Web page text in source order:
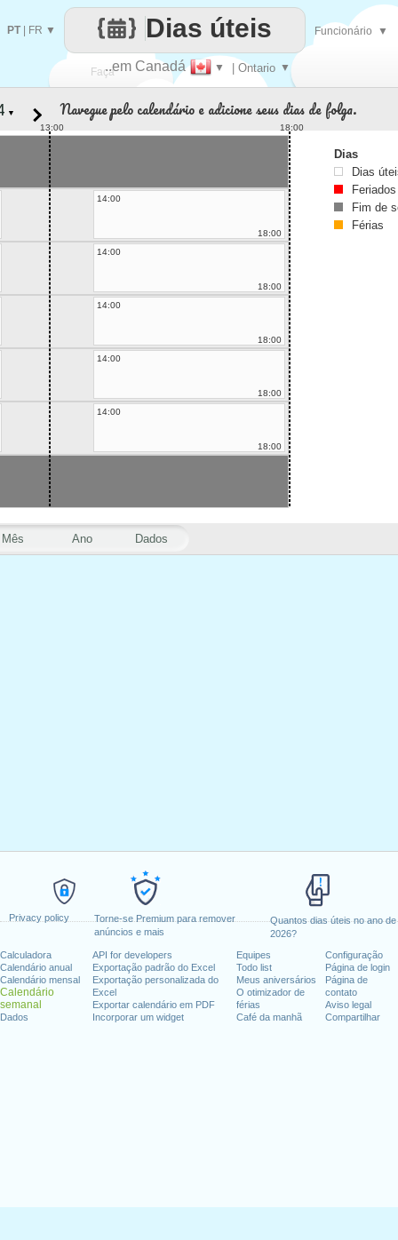
Privacy policy
Torne-se Premium para remover
anúncios e mais
Quantos dias úteis no ano de
2026?
Calculadora
Calendário anual
Calendário mensal
Calendário
semanal
Dados
API for developers
Exportação padrão do Excel
Exportação personalizada do
Excel
Exportar calendário em PDF
Incorporar um widget
Equipes
Todo list
Meus aniversários
O otimizador de
férias
Café da manhã
Configuração
Página de login
Página de
contato
Aviso legal
Compartilhar
Faça..em Canadá ▼ | Ontario ▼
Dias úteis
PT| FR ▼ Funcionário ▼
Mês Ano Dados
▼ Navegue pelo calendário e adicione seus dias de folga.
13:00 18:00
14:00
18:00
14:00
18:00
14:00
18:00
14:00
18:00
14:00
18:00
Dias
Dias
Feriados
Fim de
Férias